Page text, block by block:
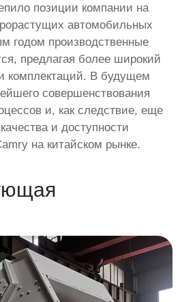
позиции компании на
автомобильных
годом производственные
предлагая более широкий
комплектаций. В будущем
совершенствования
и, как следствие, еще
и доступности
на китайском рынке.